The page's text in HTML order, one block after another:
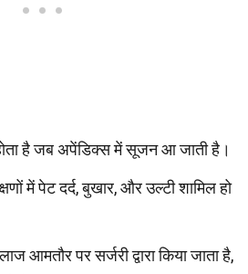
है जब अपेंडिक्स में सूजन आ जाती है।
में पेट दर्द, बुखार, और उल्टी शामिल हो
आमतौर पर सर्जरी द्वारा किया जाता है,